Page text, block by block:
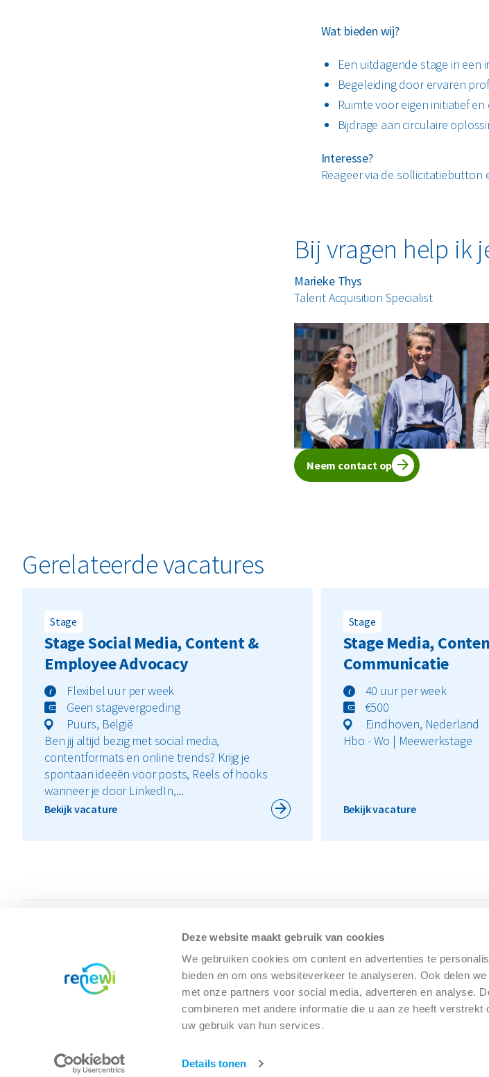
Deze website maakt gebruik van cookies
We gebruiken cookies om content en advertenties te
bieden en om ons websiteverkeer te analyseren. Ook delen
met onze partners voor social media, adverteren en analyse.
combineren met andere informatie die u aan ze heeft
uw gebruik van hun services.
Details tonen
Wat bieden wij?
Een uitdagende stage in een
Begeleiding door ervaren
Ruimte voor eigen initiatief
Bijdrage aan circulaire
Interesse?
Reageer via de
Bij vragen help ik
Marieke Thys
Talent Acquisition Specialist
Neem contact op
Gerelateerde vacatures
Stage
Stage Social Media, Content &
Employee Advocacy
Flexibel uur per week
Geen stagevergoeding
Puurs, België
Ben jij altijd bezig met social media,
contentformats en online trends? Krijg je
spontaan ideeën voor posts, Reels of hooks
wanneer je door LinkedIn,...
Bekijk vacature
Stage
Stage Media,
Communicatie
40 uur per week
€500
Eindhoven, Nederland
Hbo - Wo | Meewerkstage
Bekijk vacature